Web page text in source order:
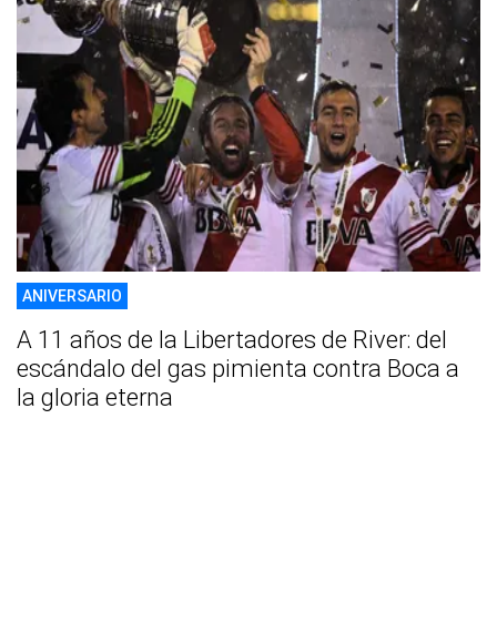
ANIVERSARIO
A 11 años de la Libertadores de River: del
escándalo del gas pimienta contra Boca a
la gloria eterna